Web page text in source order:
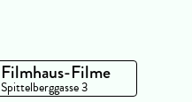
Filmhaus-Filme
Spittelberggasse 3